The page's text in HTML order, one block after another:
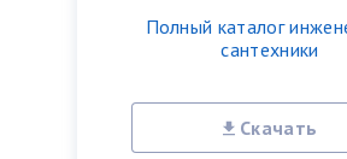
Полный каталог
сантехники
Скачать